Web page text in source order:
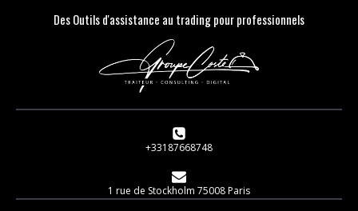
Des Outils d'assistance au trading pour professionnels
+33187668748
1 rue de Stockholm 75008 Paris